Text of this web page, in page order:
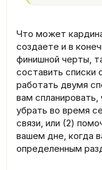
Что может
создаете и в
финишной черты,
составить
работать двумя
вам
убрать во время
связи, или (2)
вашем дне, когда
определенным